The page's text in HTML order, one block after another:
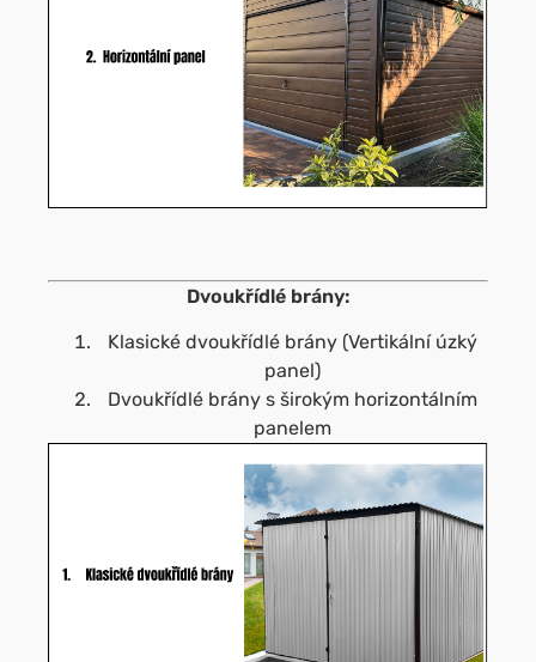
Dvoukřídlé brány:
Klasické dvoukřídlé brány (Vertikální úzký
panel)
Dvoukřídlé brány s širokým horizontálním
panelem